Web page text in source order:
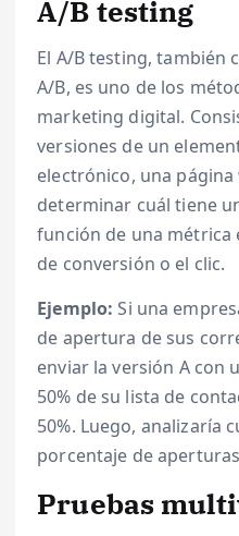
A/B testing
El A/B testing, también
A/B, es uno de los
marketing digital.
versiones de un
electrónico, una
determinar cuál tiene
función de una métrica
de conversión o el clic.
Ejemplo: Si una
de apertura de sus
enviar la versión A con
50% de su lista de
50%. Luego, analizaría
porcentaje de
Pruebas